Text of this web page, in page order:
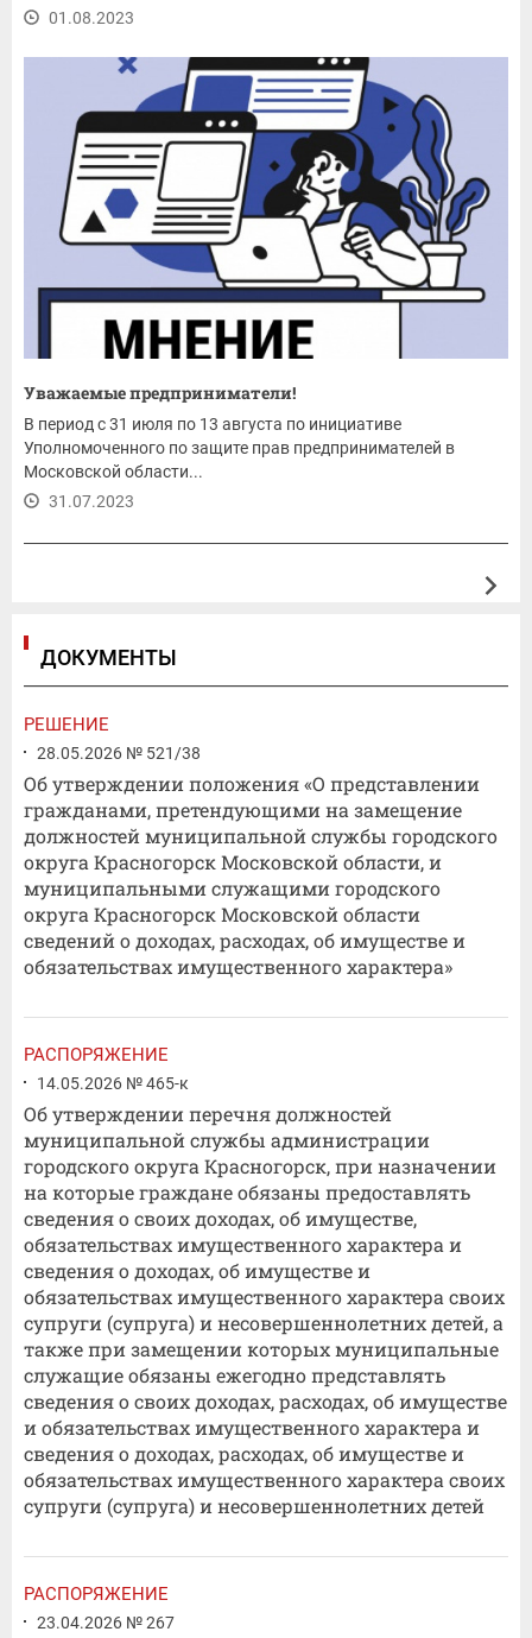
01.08.2023
Уважаемые предприниматели!
В период с 31 июля по 13 августа по инициативе
Уполномоченного по защите прав предпринимателей в
Московской области...
31.07.2023
ДОКУМЕНТЫ
РЕШЕНИЕ
28.05.2026 № 521/38
Об утверждении положения «О представлении
гражданами, претендующими на замещение
должностей муниципальной службы городского
округа Красногорск Московской области, и
муниципальными служащими городского
округа Красногорск Московской области
сведений о доходах, расходах, об имуществе и
обязательствах имущественного характера»
РАСПОРЯЖЕНИЕ
14.05.2026 № 465-к
Об утверждении перечня должностей
муниципальной службы администрации
городского округа Красногорск, при назначении
на которые граждане обязаны предоставлять
сведения о своих доходах, об имуществе,
обязательствах имущественного характера и
сведения о доходах, об имуществе и
обязательствах имущественного характера своих
супруги (супруга) и несовершеннолетних детей, а
также при замещении которых муниципальные
служащие обязаны ежегодно представлять
сведения о своих доходах, расходах, об имуществе
и обязательствах имущественного характера и
сведения о доходах, расходах, об имуществе и
обязательствах имущественного характера своих
супруги (супруга) и несовершеннолетних детей
РАСПОРЯЖЕНИЕ
23.04.2026 № 267